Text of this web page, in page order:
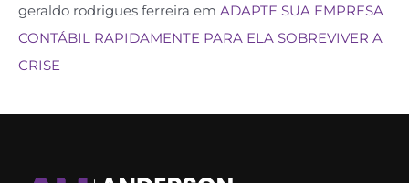
geraldo rodrigues ferreira em ADAPTE SUA EMPRESA
CONTÁBIL RAPIDAMENTE PARA ELA SOBREVIVER A
CRISE